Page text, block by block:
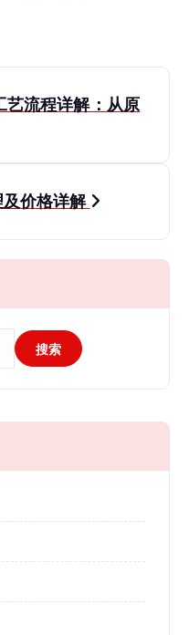
艺流程详解：从原
价格详解